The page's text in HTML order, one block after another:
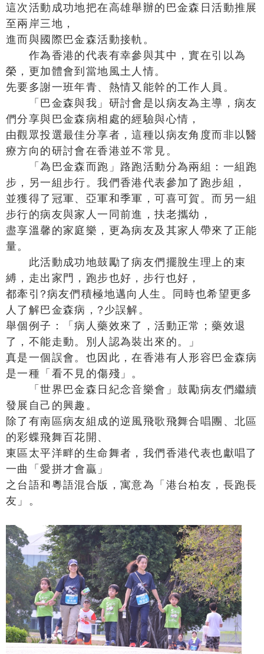
這次活動成功地把在高雄舉辦的巴金森日活動推展
至兩岸三地，
進而與國際巴金森活動接軌。
作為香港的代表有幸參與其中，實在引以為
榮，更加體會到當地風土人情。
先要多謝一班年青、熱情又能幹的工作人員。
「巴金森與我」研討會是以病友為主導，病友
們分享與巴金森病相處的經驗與心情，
由觀眾投選最佳分享者，這種以病友角度而非以醫
療方向的研討會在香港並不常見。
「為巴金森而跑」路跑活動分為兩組：一組跑
步，另一組步行。我們香港代表參加了跑步組，
並獲得了冠軍、亞軍和季軍，可喜可賀。而另一組
步行的病友與家人一同前進，扶老攜幼，
盡享溫馨的家庭樂，更為病友及其家人帶來了正能
量。
此活動成功地鼓勵了病友們擺脫生理上的束
縛，走出家門，跑步也好，步行也好，
都牽引?病友們積極地邁向人生。同時也希望更多
人了解巴金森病，?少誤解。
舉個例子：「病人藥效來了，活動正常；藥效退
了，不能走動。別人認為裝出來的。」
真是一個誤會。也因此，在香港有人形容巴金森病
是一種「看不見的傷殘」。
「世界巴金森日紀念音樂會」鼓勵病友們繼續
發展自己的興趣。
除了有南區病友組成的逆風飛歌飛舞合唱團、北區
的彩蝶飛舞百花開、
東區太平洋畔的生命舞者，我們香港代表也獻唱了
一曲「愛拼才會贏」
之台語和粵語混合版，寓意為「港台柏友，長跑長
友」。